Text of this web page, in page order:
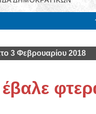
3 Φεβρουαρίου 2018